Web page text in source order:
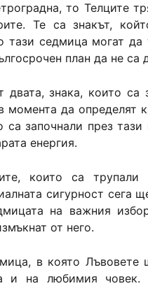
то Телците
Те са знакът,
тази седмица могат да
план да не са
двата, знака, които са
момента да определят
започнали през
енергия.
които са
сигурност сега
на важния
от него.
в която Лъвовете
и на любимия